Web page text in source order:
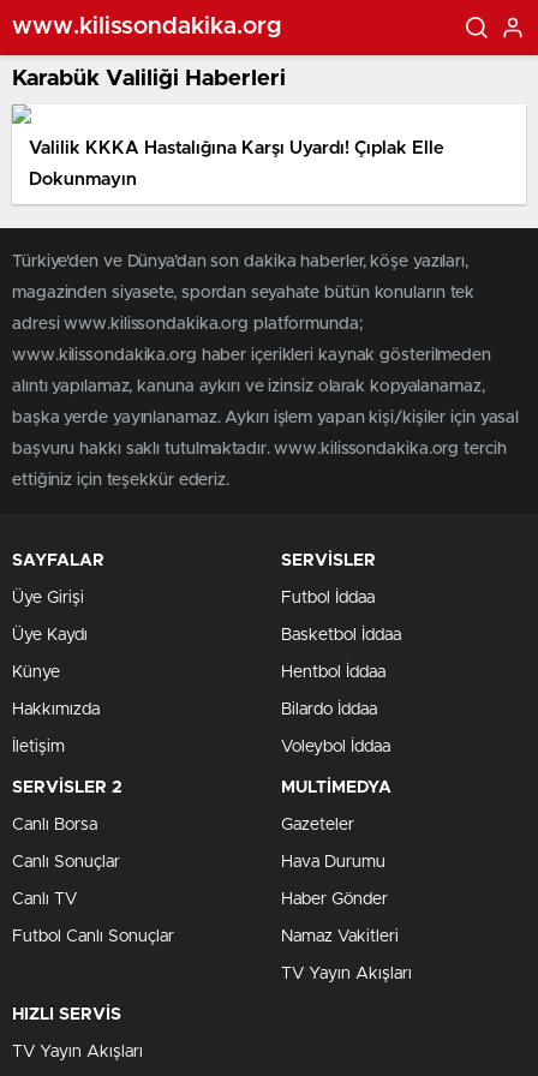
www.kilissondakika.org
Karabük Valiliği Haberleri
Valilik KKKA Hastalığına Karşı Uyardı! Çıplak Elle
Dokunmayın
Türkiye'den ve Dünya’dan son dakika haberler, köşe yazıları,
magazinden siyasete, spordan seyahate bütün konuların tek
adresi www.kilissondakika.org platformunda;
www.kilissondakika.org haber içerikleri kaynak gösterilmeden
alıntı yapılamaz, kanuna aykırı ve izinsiz olarak kopyalanamaz,
başka yerde yayınlanamaz. Aykırı işlem yapan kişi/kişiler için yasal
başvuru hakkı saklı tutulmaktadır. www.kilissondakika.org tercih
ettiğiniz için teşekkür ederiz.
SAYFALAR
Üye Girişi
Üye Kaydı
Künye
Hakkımızda
İletişim
SERVİSLER
Futbol İddaa
Basketbol İddaa
Hentbol İddaa
Bilardo İddaa
Voleybol İddaa
SERVİSLER 2
Canlı Borsa
Canlı Sonuçlar
Canlı TV
Futbol Canlı Sonuçlar
MULTİMEDYA
Gazeteler
Hava Durumu
Haber Gönder
Namaz Vakitleri
TV Yayın Akışları
HIZLI SERVİS
TV Yayın Akışları